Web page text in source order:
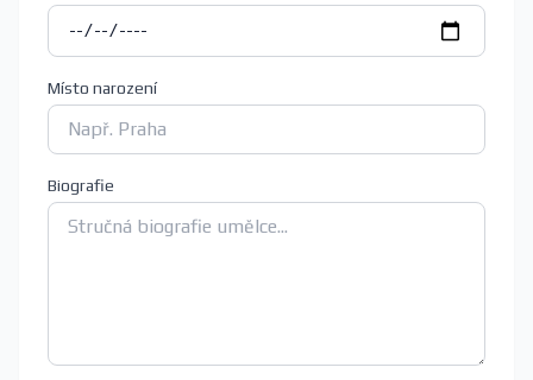
Místo narození
Biografie